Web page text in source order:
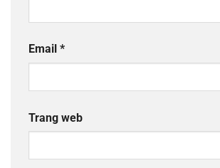
Email *
Trang web